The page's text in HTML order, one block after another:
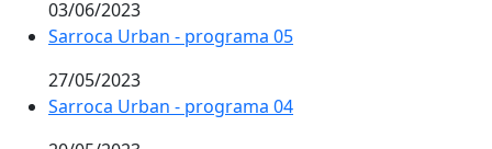
03/06/2023
Sarroca Urban - programa 05
27/05/2023
Sarroca Urban - programa 04